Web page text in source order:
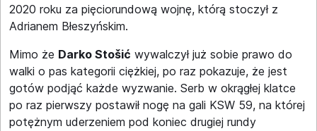
2020 roku za pięciorundową wojnę, którą stoczył z
Adrianem Błeszyńskim.
Mimo że Darko Stošić wywalczył już sobie prawo do
walki o pas kategorii ciężkiej, po raz pokazuje, że jest
gotów podjąć każde wyzwanie. Serb w okrągłej klatce
po raz pierwszy postawił nogę na gali KSW 59, na której
potężnym uderzeniem pod koniec drugiej rundy